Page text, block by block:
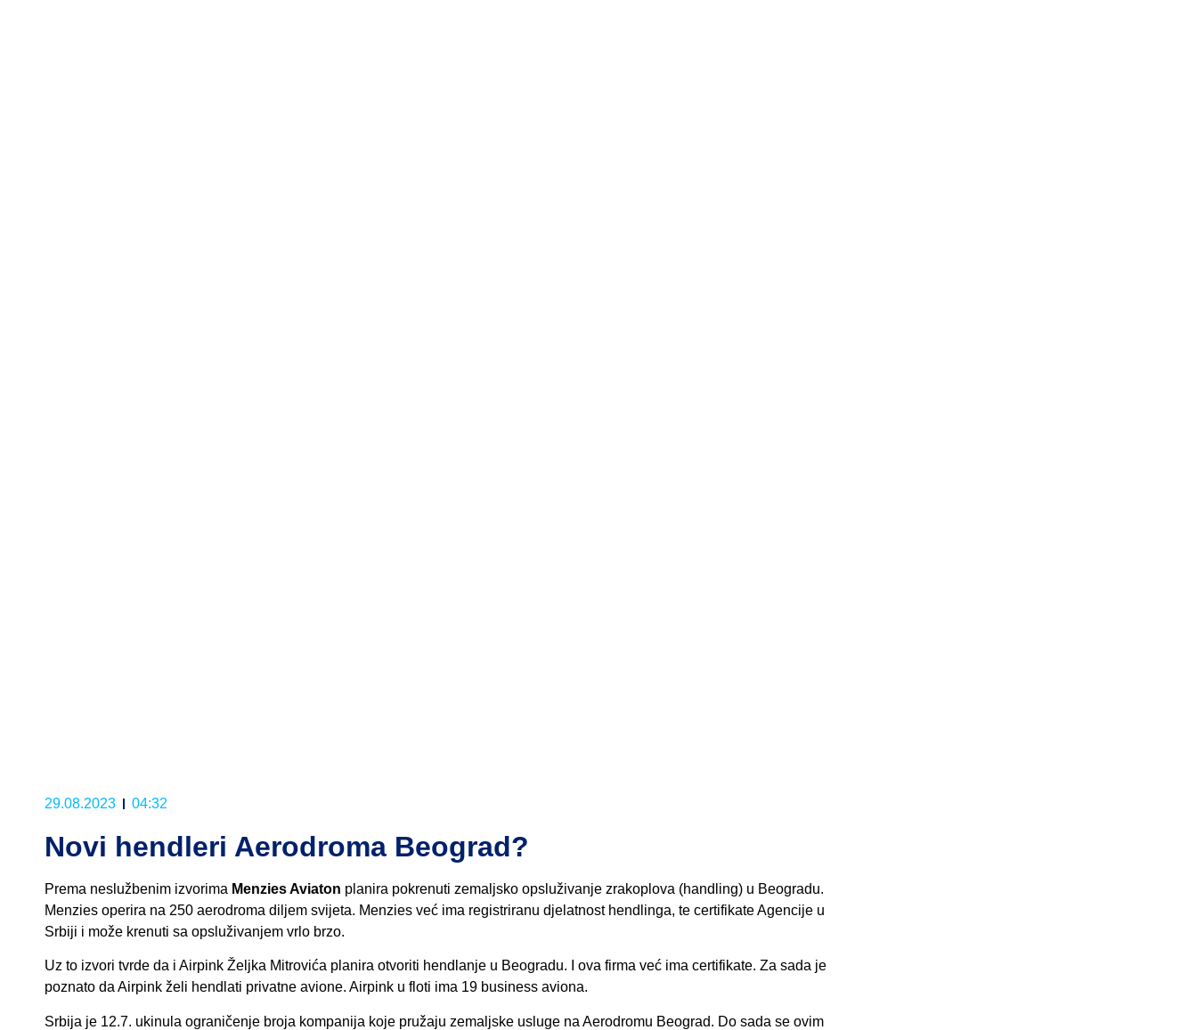
29.08.2023 04:32
Novi hendleri Aerodroma Beograd?
Prema neslužbenim izvorima Menzies Aviaton planira pokrenuti zemaljsko opsluživanje zrakoplova (handling) u Beogradu.
Menzies operira na 250 aerodroma diljem svijeta. Menzies već ima registriranu djelatnost hendlinga, te certifikate Agencije u
Srbiji i može krenuti sa opsluživanjem vrlo brzo.
Uz to izvori tvrde da i Airpink Željka Mitrovića planira otvoriti hendlanje u Beogradu. I ova firma već ima certifikate. Za sada je
poznato da Airpink želi hendlati privatne avione. Airpink u floti ima 19 business aviona.
Srbija je 12.7. ukinula ograničenje broja kompanija koje pružaju zemaljske usluge na Aerodromu Beograd. Do sada se ovim